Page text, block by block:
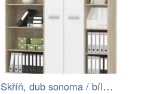
Skříň, dub sonoma / bílá, Maurus NEW…